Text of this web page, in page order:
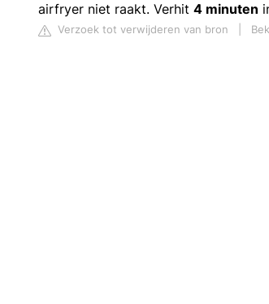
airfryer niet raakt. Verhit 4 minuten
Verzoek tot verwijderen van bron